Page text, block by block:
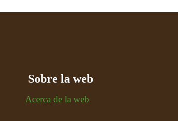
Sobre la web
Acerca de la web